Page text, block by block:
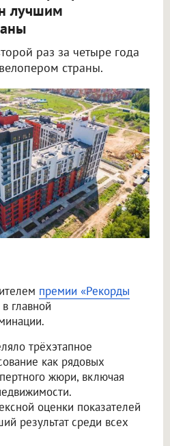
лучшим
раз за четыре года
страны.
премии «Рекорды
в главной
трёхэтапное
как рядовых
жюри, включая
оценки показателей
результат среди всех